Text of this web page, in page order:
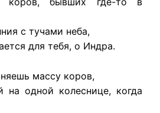
с тучами неба,
для тебя, о Индра.
массу коров,
одной колеснице, когда